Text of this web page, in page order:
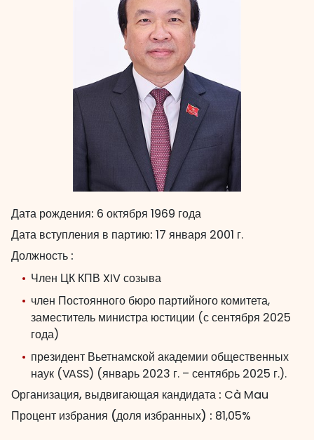
Дата рождения: 6 октября 1969 года
Дата вступления в партию: 17 января 2001 г.
Должность :
Член ЦК КПВ XIV созыва
член Постоянного бюро партийного комитета,
заместитель министра юстиции (с сентября 2025
года)
президент Вьетнамской академии общественных
наук (VASS) (январь 2023 г. – сентябрь 2025 г.).
Организация, выдвигающая кандидата : Cà Mau
Процент избрания (доля избранных) : 81,05%